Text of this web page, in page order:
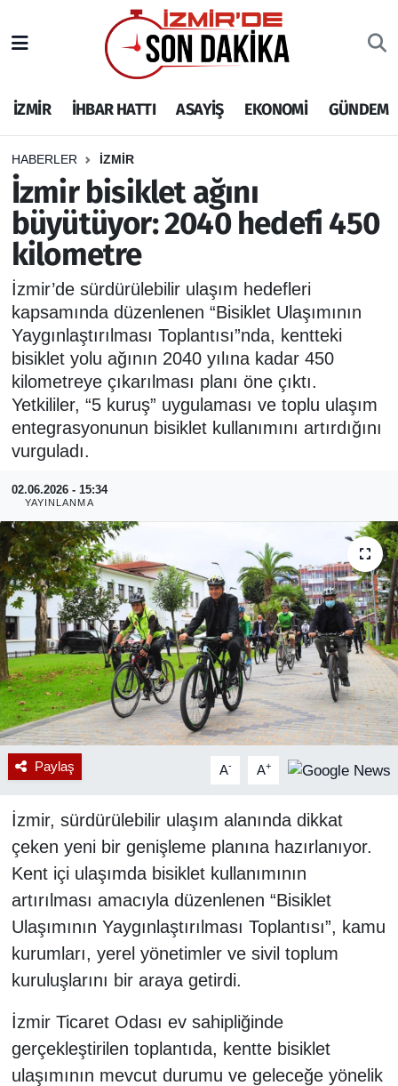
İZMİR İHBAR HATTI ASAYİŞ EKONOMİ GÜNDEM
HABERLER İZMİR
İzmir bisiklet ağını
büyütüyor: 2040 hedefi 450
kilometre
İzmir’de sürdürülebilir ulaşım hedefleri
kapsamında düzenlenen “Bisiklet Ulaşımının
Yaygınlaştırılması Toplantısı”nda, kentteki
bisiklet yolu ağının 2040 yılına kadar 450
kilometreye çıkarılması planı öne çıktı.
Yetkililer, “5 kuruş” uygulaması ve toplu ulaşım
entegrasyonunun bisiklet kullanımını artırdığını
vurguladı.
02.06.2026 - 15:34
YAYINLANMA
Paylaş A- A+
İzmir, sürdürülebilir ulaşım alanında dikkat
çeken yeni bir genişleme planına hazırlanıyor.
Kent içi ulaşımda bisiklet kullanımının
artırılması amacıyla düzenlenen “Bisiklet
Ulaşımının Yaygınlaştırılması Toplantısı”, kamu
kurumları, yerel yönetimler ve sivil toplum
kuruluşlarını bir araya getirdi.
İzmir Ticaret Odası ev sahipliğinde
gerçekleştirilen toplantıda, kentte bisiklet
ulaşımının mevcut durumu ve geleceğe yönelik
İHBAR HATTI
DEPREM
GENEL
EKONOMİ
SİYASET
SPOR
ASAYİŞ
RESMİ REKLAM
İzmir Nöbetçi Eczaneler
İzmir Hava Durumu
İzmir Namaz Vakitleri
İzmir Trafik Yoğunluk Haritası
Puan Durumu ve Fikstür
Tüm Manşetler
Son Dakika Haberleri
Haber Arşivi